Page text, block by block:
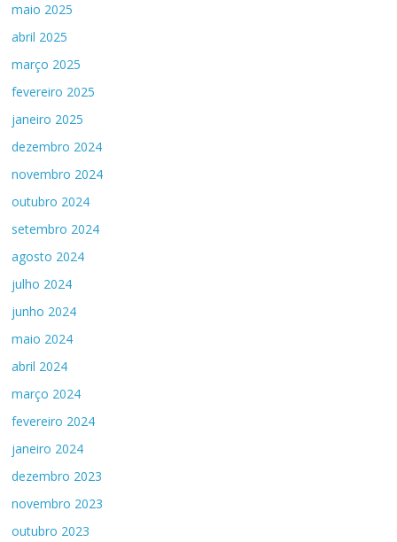
maio 2025
abril 2025
março 2025
fevereiro 2025
janeiro 2025
dezembro 2024
novembro 2024
outubro 2024
setembro 2024
agosto 2024
julho 2024
junho 2024
maio 2024
abril 2024
março 2024
fevereiro 2024
janeiro 2024
dezembro 2023
novembro 2023
outubro 2023